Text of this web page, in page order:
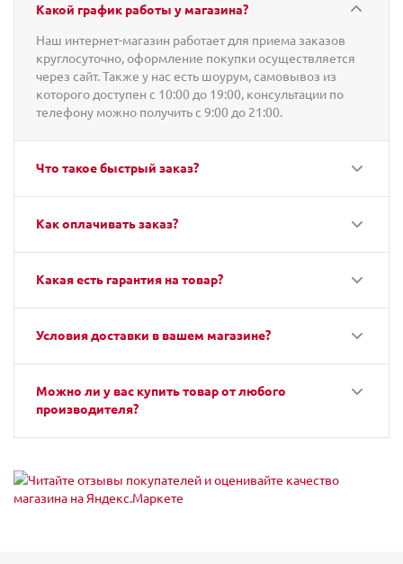
Какой график работы у магазина?
Наш интернет-магазин работает для приема заказов
круглосуточно, оформление покупки осуществляется
через сайт. Также у нас есть шоурум, самовывоз из
которого доступен с 10:00 до 19:00, консультации по
телефону можно получить с 9:00 до 21:00.
Что такое быстрый заказ?
Как оплачивать заказ?
Какая есть гарантия на товар?
Условия доставки в вашем магазине?
Можно ли у вас купить товар от любого
производителя?